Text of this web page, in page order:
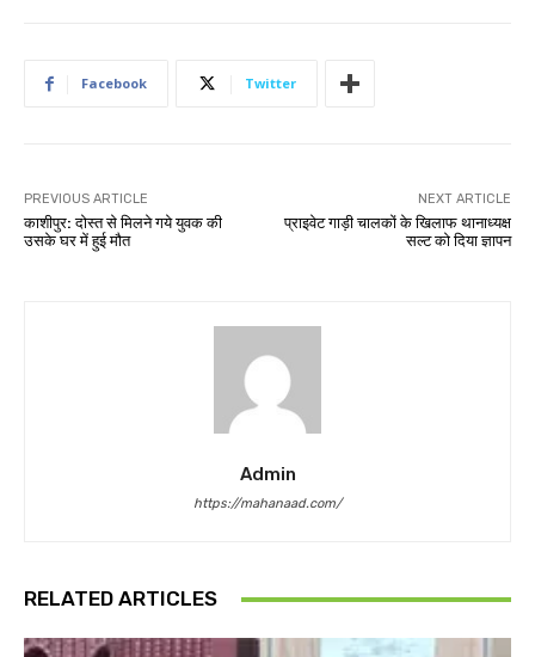
Facebook Twitter
PREVIOUS ARTICLE
काशीपुर: दोस्त से मिलने गये युवक की
उसके घर में हुई मौत
NEXT ARTICLE
प्राइवेट गाड़ी चालकों के खिलाफ थानाध्यक्ष
सल्ट को दिया ज्ञापन
Admin
https://mahanaad.com/
RELATED ARTICLES